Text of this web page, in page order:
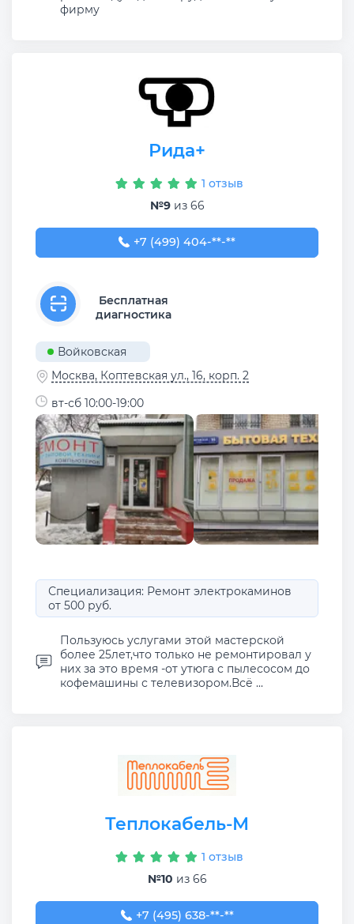
фирму
Рида+
1 отзыв
№9из 66
+7 (499) 404-16-78
+7 (499) 404-**-**
Бесплатная
диагностика
Войковская
Москва, Коптевская ул., 16, корп. 2
вт-сб 10:00-19:00
Специализация: Ремонт электрокаминов
от 500 руб.
Пользуюсь услугами этой мастерской
более 25лет,что только не ремонтировал у
них за это время -от утюга с пылесосом до
кофемашины с телевизором.Всё ...
Теплокабель-М
1 отзыв
№10 из 66
+7 (495) 638-54-63
+7 (495) 638-**-**